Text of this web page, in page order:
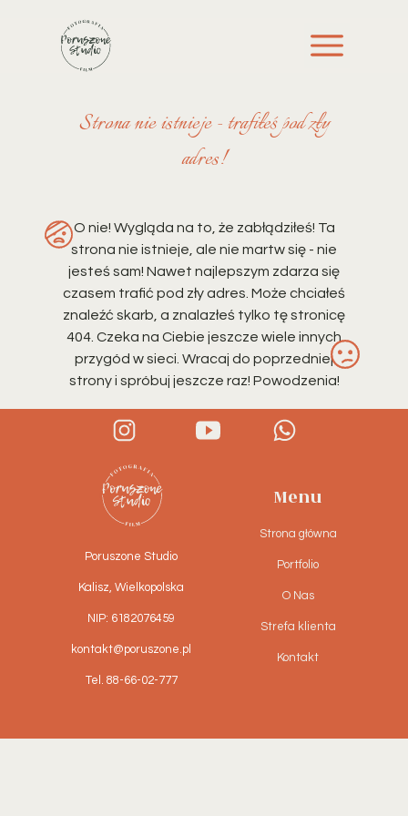
Strona nie istnieje - trafiłeś pod zły
adres!
O nie! Wygląda na to, że zabłądziłeś! Ta
strona nie istnieje, ale nie martw się - nie
jesteś sam! Nawet najlepszym zdarza się
czasem trafić pod zły adres. Może chciałeś
znaleźć skarb, a znalazłeś tylko tę stronicę
404. Czeka na Ciebie jeszcze wiele innych
przygód w sieci. Wracaj do poprzedniej
strony i spróbuj jeszcze raz! Powodzenia!
Menu
Strona główna
Portfolio
O Nas
Strefa klienta
Kontakt
Poruszone Studio
Kalisz, Wielkopolska
NIP: 6182076459
kontakt@poruszone.pl
Tel. 88-66-02-777